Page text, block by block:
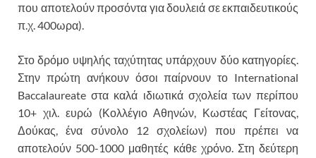
που αποτελούν προσόντα για δουλειά σε εκπαιδευτικούς
π.χ. 400ωρα).
Στο δρόμο υψηλής ταχύτητας υπάρχουν δύο κατηγορίες.
Στην πρώτη ανήκουν όσοι παίρνουν το International
Baccalaureate στα καλά ιδιωτικά σχολεία των περίπου
10+ χιλ. ευρώ (Κολλέγιο Αθηνών, Κωστέας Γείτονας,
Δούκας, ένα σύνολο 12 σχολείων) που πρέπει να
αποτελούν 500-1000 μαθητές κάθε χρόνο. Στη δεύτερη